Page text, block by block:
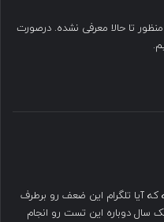
تا حالا معرفی نشده. درصورت
که آیا تلگرام این ضعف رو برطرف
دوباره این تست رو انجام